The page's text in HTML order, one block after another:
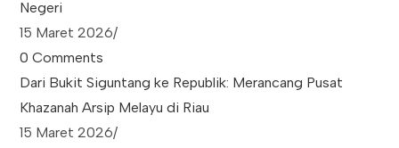
Negeri
15 Maret 2026/
0 Comments
Dari Bukit Siguntang ke Republik: Merancang Pusat
Khazanah Arsip Melayu di Riau
15 Maret 2026/